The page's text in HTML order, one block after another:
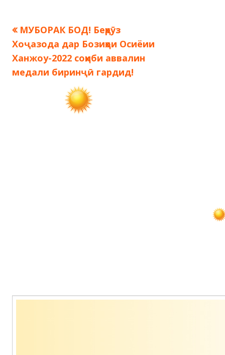
Навигация
по
записям
Предыдущая
запись:
МУБОРАК БОД! Беҳрӯз
Хоҷазода дар Бозиҳои Осиёии
Ханжоу-2022 соҳиби аввалин
медали биринҷӣ гардид!
Содержимое